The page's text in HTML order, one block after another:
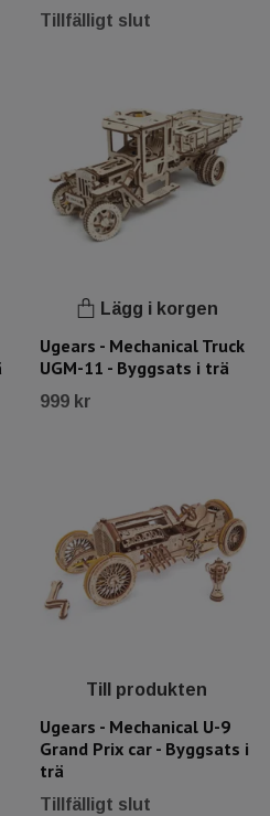
Tillfälligt slut
Lägg i korgen
Ugears - Mechanical Truck
UGM-11 - Byggsats i trä
999 kr
Till produkten
Ugears - Mechanical U-9
Grand Prix car - Byggsats i
trä
Tillfälligt slut